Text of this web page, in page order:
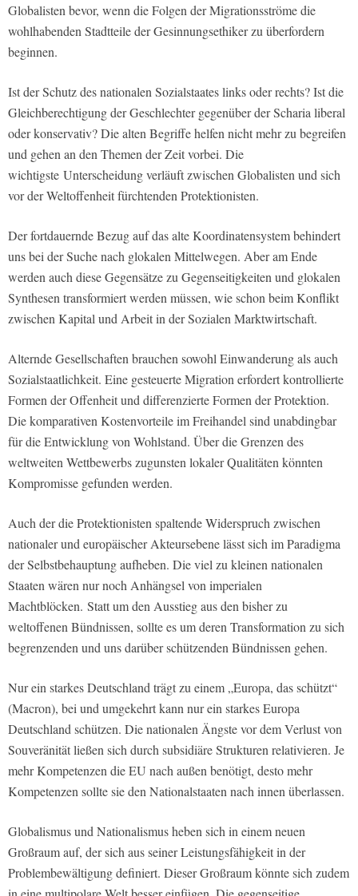
Globalisten bevor, wenn die Folgen der Migrationsströme die
wohlhabenden Stadtteile der Gesinnungsethiker zu überfordern
beginnen.
Ist der Schutz des nationalen Sozialstaates links oder rechts? Ist die
Gleichberechtigung der Geschlechter gegenüber der Scharia liberal
oder konservativ? Die alten Begriffe helfen nicht mehr zu begreifen
und gehen an den Themen der Zeit vorbei. Die
wichtigste Unterscheidung verläuft zwischen Globalisten und sich
vor der Weltoffenheit fürchtenden Protektionisten.
Der fortdauernde Bezug auf das alte Koordinatensystem behindert
uns bei der Suche nach glokalen Mittelwegen. Aber am Ende
werden auch diese Gegensätze zu Gegenseitigkeiten und glokalen
Synthesen transformiert werden müssen, wie schon beim Konflikt
zwischen Kapital und Arbeit in der Sozialen Marktwirtschaft.
Alternde Gesellschaften brauchen sowohl Einwanderung als auch
Sozialstaatlichkeit. Eine gesteuerte Migration erfordert kontrollierte
Formen der Offenheit und differenzierte Formen der Protektion.
Die komparativen Kostenvorteile im Freihandel sind unabdingbar
für die Entwicklung von Wohlstand. Über die Grenzen des
weltweiten Wettbewerbs zugunsten lokaler Qualitäten könnten
Kompromisse gefunden werden.
Auch der die Protektionisten spaltende Widerspruch zwischen
nationaler und europäischer Akteursebene lässt sich im Paradigma
der Selbstbehauptung aufheben. Die viel zu kleinen nationalen
Staaten wären nur noch Anhängsel von imperialen
Machtblöcken. Statt um den Ausstieg aus den bisher zu
weltoffenen Bündnissen, sollte es um deren Transformation zu sich
begrenzenden und uns darüber schützenden Bündnissen gehen.
Nur ein starkes Deutschland trägt zu einem „Europa, das schützt“
(Macron), bei und umgekehrt kann nur ein starkes Europa
Deutschland schützen. Die nationalen Ängste vor dem Verlust von
Souveränität ließen sich durch subsidiäre Strukturen relativieren. Je
mehr Kompetenzen die EU nach außen benötigt, desto mehr
Kompetenzen sollte sie den Nationalstaaten nach innen überlassen.
Globalismus und Nationalismus heben sich in einem neuen
Großraum auf, der sich aus seiner Leistungsfähigkeit in der
Problembewältigung definiert. Dieser Großraum könnte sich zudem